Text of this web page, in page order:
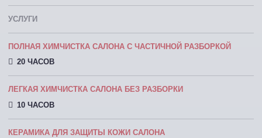
УСЛУГИ
ПОЛНАЯ ХИМЧИСТКА САЛОНА С ЧАСТИЧНОЙ РАЗБОРКОЙ
20 ЧАСОВ
ЛЕГКАЯ ХИМЧИСТКА САЛОНА БЕЗ РАЗБОРКИ
10 ЧАСОВ
КЕРАМИКА ДЛЯ ЗАЩИТЫ КОЖИ САЛОНА